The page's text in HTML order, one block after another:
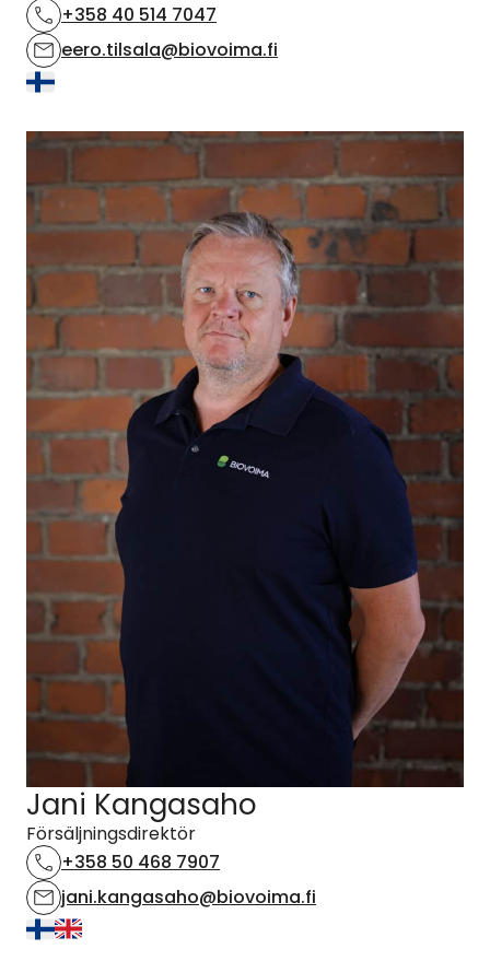
+358 40 514 7047
eero.tilsala@biovoima.fi
Jani Kangasaho
Försäljningsdirektör
+358 50 468 7907
jani.kangasaho@biovoima.fi